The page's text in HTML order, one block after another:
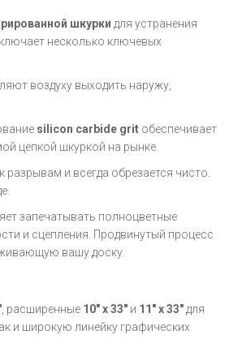
шкурки для устранения
несколько ключевых
воздуху выходить наружу,
silicon carbide grit обеспечивает
цепкой шкуркой на рынке.
и всегда обрезается чисто.
запечатывать полноцветные
и сцепления. Продвинутый процесс
вашу доску.
, расширенные 10" x 33" и 11" x 33" для
и широкую линейку графических